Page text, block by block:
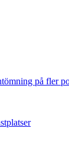
på fler